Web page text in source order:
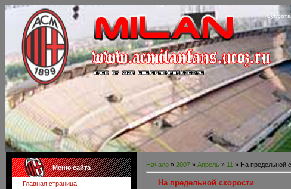
Меню сайта
Главная страница
Начало » 2007 » Апрель » 11 » На предельной
На предельной скорости